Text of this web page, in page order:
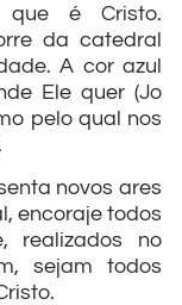
que é Cristo.
da catedral
A cor azul
Ele quer (Jo
pelo qual nos
novos ares
encoraje todos
realizados no
sejam todos